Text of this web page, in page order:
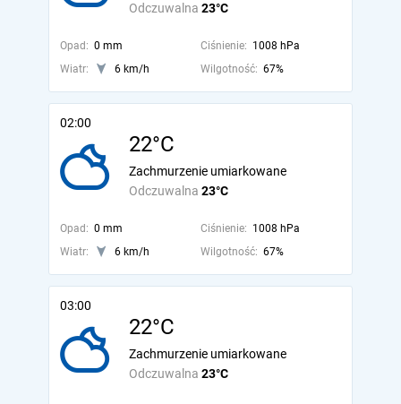
Odczuwalna 23°C
Opad: 0 mm Ciśnienie: 1008 hPa
Wiatr:
6 km/h Wilgotność: 67%
02:00
22°C
Odczuwalna 23°C
Zachmurzenie umiarkowane
Opad: 0 mm Ciśnienie: 1008 hPa
Wiatr:
6 km/h Wilgotność: 67%
03:00
22°C
Odczuwalna 23°C
Zachmurzenie umiarkowane